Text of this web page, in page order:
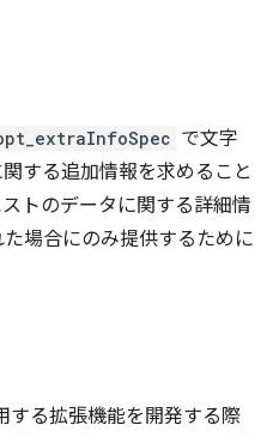
で文字
する追加情報を求めること
トのデータに関する詳細情
場合にのみ提供するために
する拡張機能を開発する際